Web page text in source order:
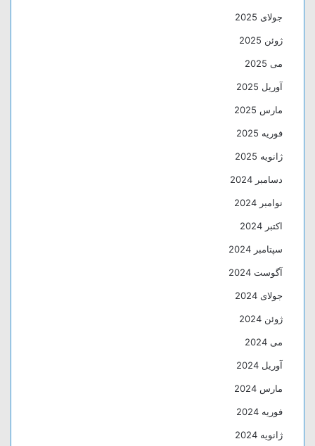
جولای 2025
ژوئن 2025
می 2025
آوریل 2025
مارس 2025
فوریه 2025
ژانویه 2025
دسامبر 2024
نوامبر 2024
اکتبر 2024
سپتامبر 2024
آگوست 2024
جولای 2024
ژوئن 2024
می 2024
آوریل 2024
مارس 2024
فوریه 2024
ژانویه 2024